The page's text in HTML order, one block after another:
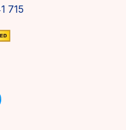
715